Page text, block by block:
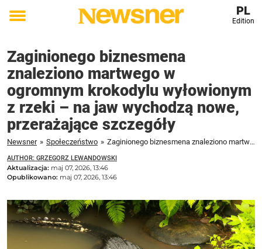
Toggle
PL
Edition
Zaginionego biznesmena
znaleziono martwego w
ogromnym krokodylu wyłowionym
z rzeki – na jaw wychodzą nowe,
przerażające szczegóły
Newsner » Społeczeństwo » Zaginionego biznesmena znaleziono martwego w ogromnym krokodylu wyłowionym z rzeki – na jaw wychodzą nowe, przerażające szczegóły
AUTHOR: GRZEGORZ LEWANDOWSKI
Aktualizacja: maj 07, 2026, 13:46
Opublikowano: maj 07, 2026, 13:46